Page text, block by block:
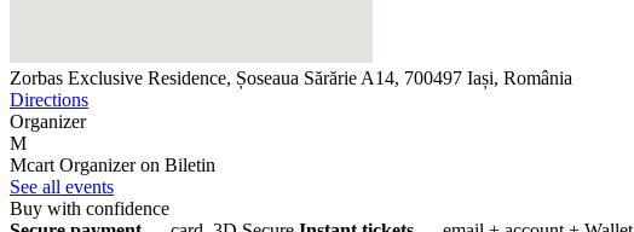
Zorbas Exclusive Residence, Șoseaua Sărărie A14, 700497 Iași, România
Directions
Organizer
M
Mcart Organizer on Biletin
See all events
Buy with confidence